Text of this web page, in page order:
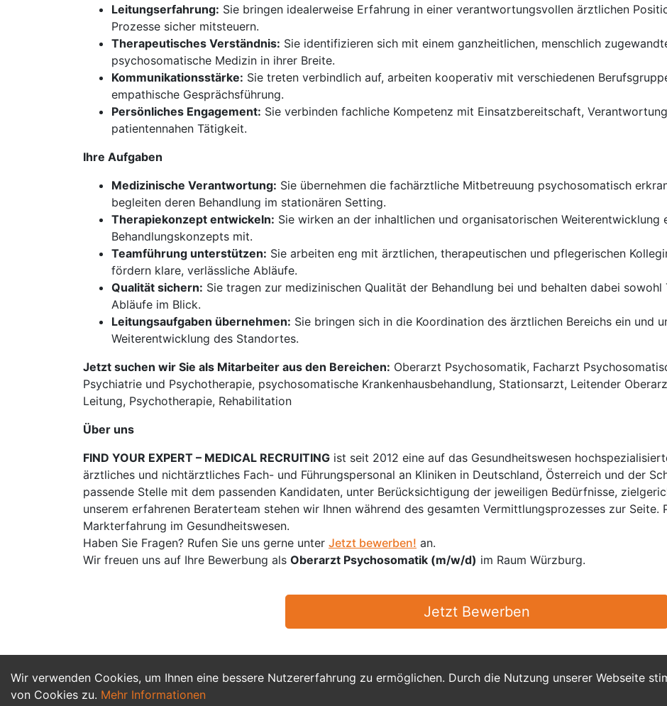
Wir verwenden Cookies, um Ihnen eine bessere Nutzererfahrung zu ermöglichen. Durch die Nutzung unserer Webseite
von Cookies zu. Mehr Informationen
Leitungserfahrung: Sie bringen idealerweise Erfahrung in einer verantwortungsvollen ärztlichen
Prozesse sicher mitsteuern.
Therapeutisches Verständnis: Sie identifizieren sich mit einem ganzheitlichen, menschlich
psychosomatische Medizin in ihrer Breite.
Kommunikationsstärke: Sie treten verbindlich auf, arbeiten kooperativ mit verschiedenen
empathische Gesprächsführung.
Persönliches Engagement: Sie verbinden fachliche Kompetenz mit Einsatzbereitschaft,
patientennahen Tätigkeit.
Ihre Aufgaben
Medizinische Verantwortung: Sie übernehmen die fachärztliche Mitbetreuung psychosomatisch
begleiten deren Behandlung im stationären Setting.
Therapiekonzept entwickeln: Sie wirken an der inhaltlichen und organisatorischen Weiterentwicklung
Behandlungskonzepts mit.
Teamführung unterstützen: Sie arbeiten eng mit ärztlichen, therapeutischen und pflegerischen
fördern klare, verlässliche Abläufe.
Qualität sichern: Sie tragen zur medizinischen Qualität der Behandlung bei und behalten dabei
Abläufe im Blick.
Leitungsaufgaben übernehmen: Sie bringen sich in die Koordination des ärztlichen Bereichs ein und
Weiterentwicklung des Standortes.
Jetzt suchen wir Sie als Mitarbeiter aus den Bereichen: Oberarzt Psychosomatik, Facharzt
Psychiatrie und Psychotherapie, psychosomatische Krankenhausbehandlung, Stationsarzt, Leitender
Leitung, Psychotherapie, Rehabilitation
Über uns
FIND YOUR EXPERT – MEDICAL RECRUITING ist seit 2012 eine auf das Gesundheitswesen
ärztliches und nichtärztliches Fach- und Führungspersonal an Kliniken in Deutschland, Österreich und der
passende Stelle mit dem passenden Kandidaten, unter Berücksichtigung der jeweiligen Bedürfnisse,
unserem erfahrenen Beraterteam stehen wir Ihnen während des gesamten Vermittlungsprozesses zur Seite.
Markterfahrung im Gesundheitswesen.
Haben Sie Fragen? Rufen Sie uns gerne unter Jetzt bewerben! an.
Wir freuen uns auf Ihre Bewerbung als Oberarzt Psychosomatik (m/w/d) im Raum Würzburg.
Jetzt Bewerben